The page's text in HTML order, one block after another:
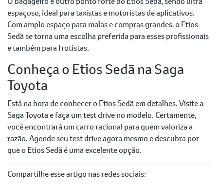
espaçoso, ideal para taxistas e motoristas de aplicativos.
Com amplo espaço para malas e compras grandes, o Etios
Sedã se torna uma escolha preferida para esses profissionais
e também para frotistas.
Conheça o Etios Sedã na Saga
Toyota
Está na hora de conhecer o Etios Sedã em detalhes. Visite a
Saga Toyota e faça um test drive no modelo. Certamente,
você encontrará um carro racional para quem valoriza a
razão. Agende seu test drive agora mesmo e descubra por
que o Etios Sedã é uma excelente opção.
Compartilhe esse artigo nas redes sociais: